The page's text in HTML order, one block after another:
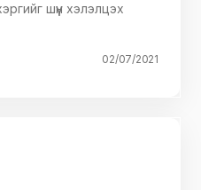
шүүн хэлэлцэх
02/07/2021